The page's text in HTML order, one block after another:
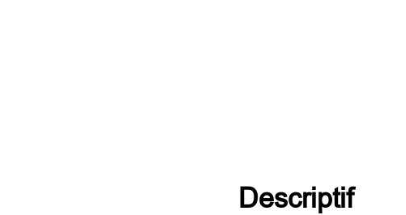
descriptif